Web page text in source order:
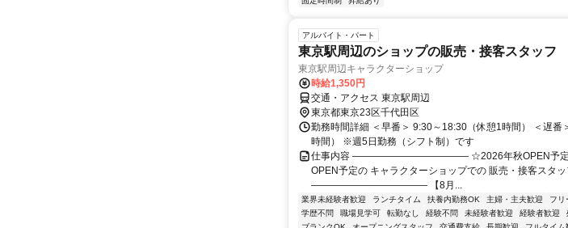
アルバイト・パート
東京駅周辺のショップの販売・接客スタッフ
東京駅周辺キャラクターショップ
時給1,350円
交通・アクセス 東京駅周辺
東京都東京23区千代田区
勤務時間詳細 ＜早番＞ 9:30～18:30（休憩1時間） ＜遅番
時間） ※週5日勤務（シフト制）です
仕事内容 ―――――――――――― ☆2026年秋OPEN予定
OPEN予定の キャラクターショップでの 販売・接客スタッ
―――――――――――― 【8月...
業界未経験者歓迎 ランチタイム 扶養内勤務OK 主婦・主夫歓迎 フリ
学歴不問
職場見学可 転勤なし 経験不問 未経験者歓迎 経験者歓迎